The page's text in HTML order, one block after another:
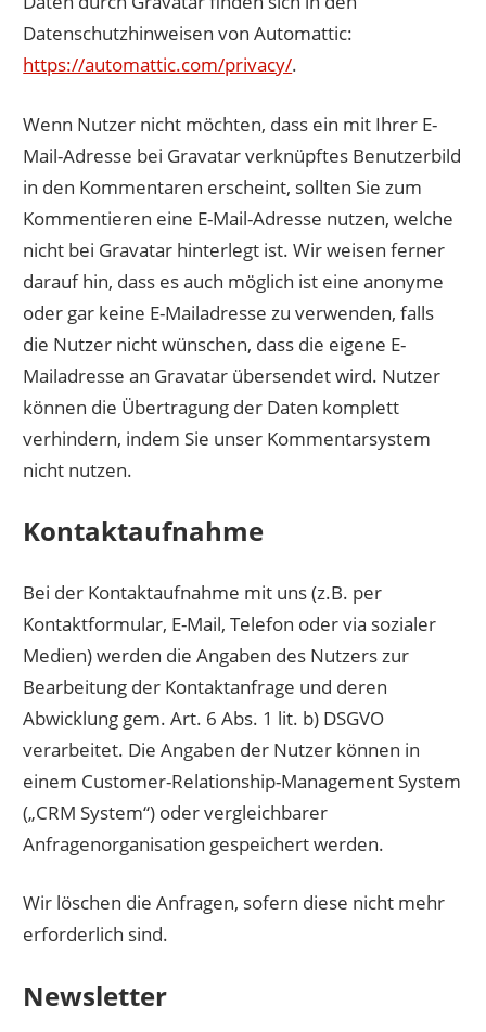
Datenschutzhinweisen von Automattic:
https://automattic.com/privacy/.
Wenn Nutzer nicht möchten, dass ein mit Ihrer E-
Mail-Adresse bei Gravatar verknüpftes Benutzerbild
in den Kommentaren erscheint, sollten Sie zum
Kommentieren eine E-Mail-Adresse nutzen, welche
nicht bei Gravatar hinterlegt ist. Wir weisen ferner
darauf hin, dass es auch möglich ist eine anonyme
oder gar keine E-Mailadresse zu verwenden, falls
die Nutzer nicht wünschen, dass die eigene E-
Mailadresse an Gravatar übersendet wird. Nutzer
können die Übertragung der Daten komplett
verhindern, indem Sie unser Kommentarsystem
nicht nutzen.
Kontaktaufnahme
Bei der Kontaktaufnahme mit uns (z.B. per
Kontaktformular, E-Mail, Telefon oder via sozialer
Medien) werden die Angaben des Nutzers zur
Bearbeitung der Kontaktanfrage und deren
Abwicklung gem. Art. 6 Abs. 1 lit. b) DSGVO
verarbeitet. Die Angaben der Nutzer können in
einem Customer-Relationship-Management System
(„CRM System“) oder vergleichbarer
Anfragenorganisation gespeichert werden.
Wir löschen die Anfragen, sofern diese nicht mehr
erforderlich sind.
Newsletter